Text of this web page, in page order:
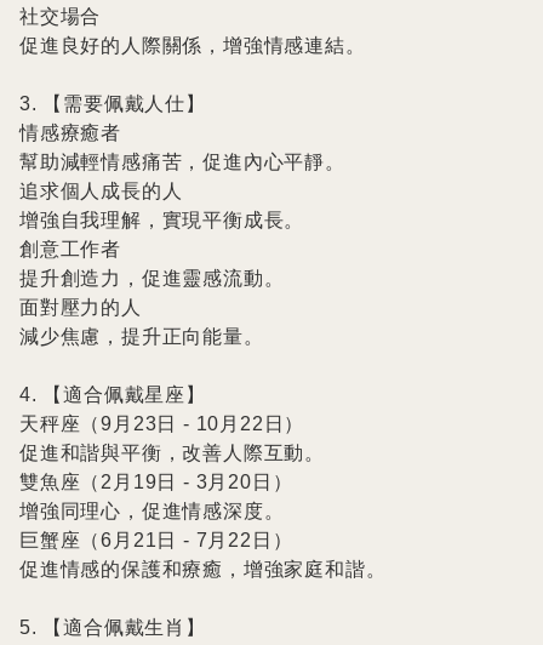
社交場合
促進良好的人際關係，增強情感連結。
3. 【需要佩戴人仕】
情感療癒者
幫助減輕情感痛苦，促進內心平靜。
追求個人成長的人
增強自我理解，實現平衡成長。
創意工作者
提升創造力，促進靈感流動。
面對壓力的人
減少焦慮，提升正向能量。
4. 【適合佩戴星座】
天秤座（9月23日 - 10月22日）
促進和諧與平衡，改善人際互動。
雙魚座（2月19日 - 3月20日）
增強同理心，促進情感深度。
巨蟹座（6月21日 - 7月22日）
促進情感的保護和療癒，增強家庭和諧。
5. 【適合佩戴生肖】